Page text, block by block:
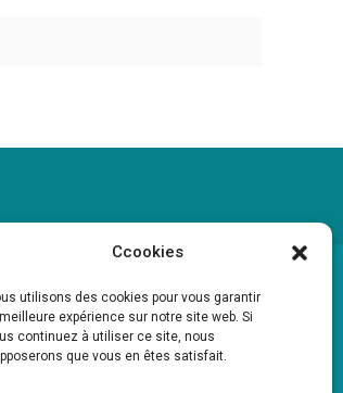
Ccookies
utilisons des cookies pour vous garantir
meilleure expérience sur notre site web. Si
continuez à utiliser ce site, nous
que vous en êtes satisfait.